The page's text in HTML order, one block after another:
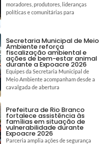
moradores, produtores, lideranças
políticas e comunitárias para
Secretaria Municipal de Meio
Ambiente reforça
fiscalização ambiental e
ações de bem-estar animal
durante a Expoacre 2026
Equipes da Secretaria Municipal de
Meio Ambiente acompanham desde a
cavalgada de abertura
Prefeitura de Rio Branco
fortalece assistência às
famílias em situação de
vulnerabilidade durante
Expoacre 2026
Parceria amplia ações de segurança